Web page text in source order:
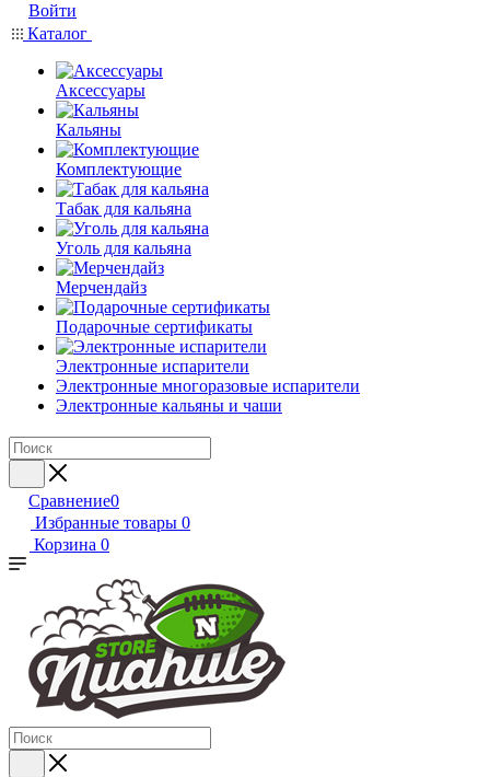
Войти
Каталог
Аксессуары
Кальяны
Комплектующие
Табак для кальяна
Уголь для кальяна
Мерчендайз
Подарочные сертификаты
Электронные испарители
Электронные многоразовые испарители
Электронные кальяны и чаши
Сравнение0
Избранные товары 0
Корзина 0